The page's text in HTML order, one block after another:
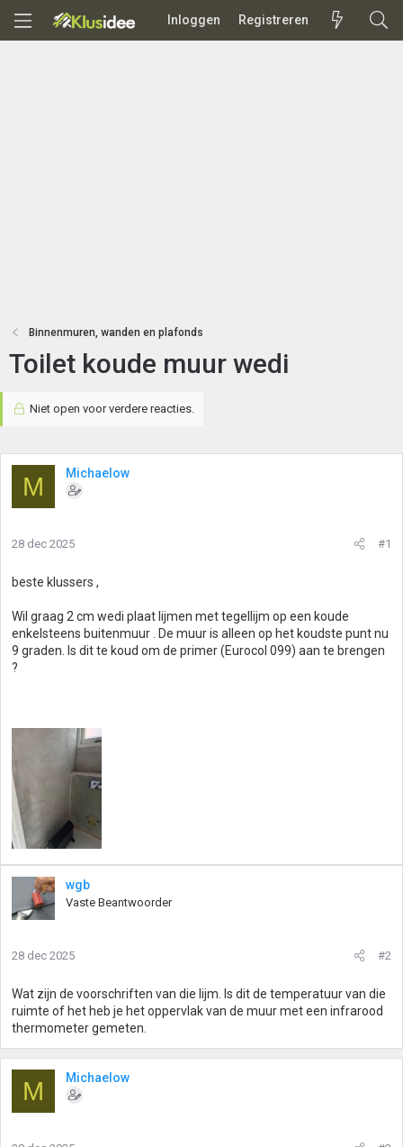
Inloggen Registreren
Binnenmuren, wanden en plafonds
Toilet koude muur wedi
Niet open voor verdere reacties.
M Michaelow
28 dec 2025 #1
beste klussers ,
Wil graag 2 cm wedi plaat lijmen met tegellijm op een koude
enkelsteens buitenmuur . De muur is alleen op het koudste punt nu
9 graden. Is dit te koud om de primer (Eurocol 099) aan te brengen
?
wgb
Vaste Beantwoorder
28 dec 2025 #2
Wat zijn de voorschriften van die lijm. Is dit de temperatuur van die
ruimte of het heb je het oppervlak van de muur met een infrarood
thermometer gemeten.
M Michaelow